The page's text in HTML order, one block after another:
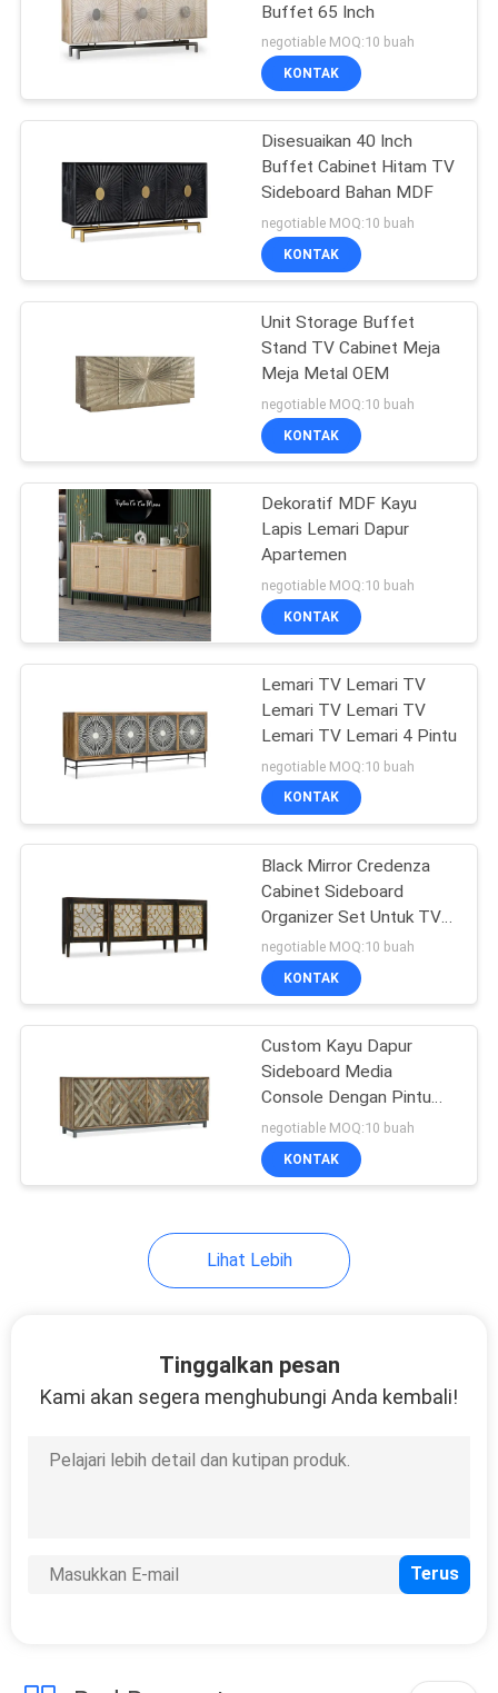
SEMUA
REQUEST
SUATU
SITEMAP
KEBIJAKAN
PRIVASI
Rumah Kapsul Luar
Angkasa
Cermin rias
27
Hollywood Mirror
Set Furnitur Kamar
Tidur
Lemari dapur
Lemari Pakaian
Kamar Mandi
Buffet 65 Inch
negotiable MOQ:10 buah
KONTAK
Disesuaikan 40 Inch
Buffet Cabinet Hitam TV
Sideboard Bahan MDF
negotiable MOQ:10 buah
KONTAK
Unit Storage Buffet
Stand TV Cabinet Meja
Meja Metal OEM
negotiable MOQ:10 buah
KONTAK
Dekoratif MDF Kayu
Lapis Lemari Dapur
Apartemen
negotiable MOQ:10 buah
KONTAK
Lemari TV Lemari TV
Lemari TV Lemari TV
Lemari TV Lemari 4 Pintu
negotiable MOQ:10 buah
KONTAK
Black Mirror Credenza
Cabinet Sideboard
Organizer Set Untuk TV
ruang tamu
negotiable MOQ:10 buah
KONTAK
Custom Kayu Dapur
Sideboard Media
Console Dengan Pintu
Kaca
negotiable MOQ:10 buah
KONTAK
Lihat Lebih
Tinggalkan pesan
Kami akan segera menghubungi Anda kembali!